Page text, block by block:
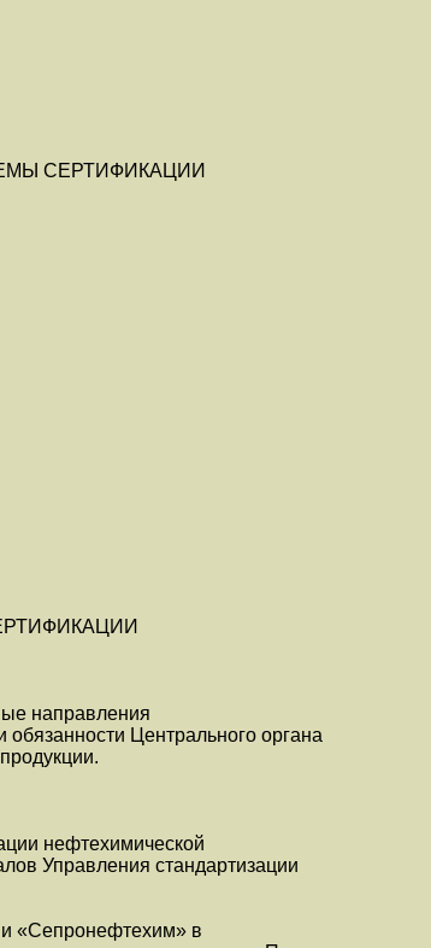
СЕРТИФИКАЦИИ
направления
обязанности Центрального органа
нефтехимической
Управления стандартизации
«Сепронефтехим» в